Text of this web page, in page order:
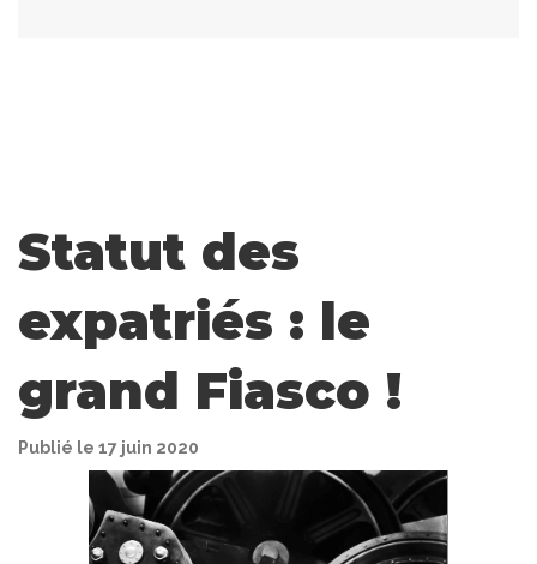
Statut des
expatriés : le
grand Fiasco !
Publié le 17 juin 2020